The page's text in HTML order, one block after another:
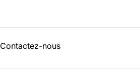
Contactez-nous